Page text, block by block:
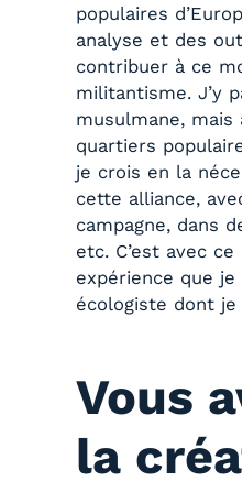
populaires
analyse et des
contribuer à ce
militantisme. J’y
musulmane, mais
quartiers
je crois en la
cette alliance,
campagne, dans
etc. C’est avec
expérience que
écologiste dont
Vous
la